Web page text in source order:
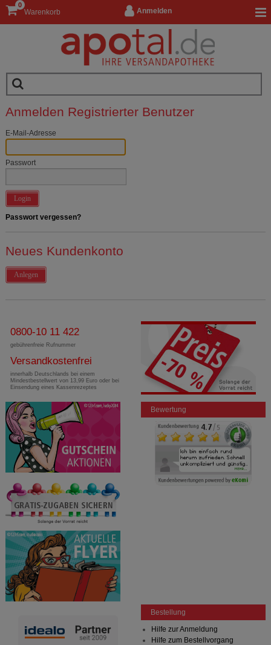
Anmelden
Warenkorb
0
Anmelden Registrierter Benutzer
E-Mail-Adresse
Passwort
Login
Passwort vergessen?
Neues Kundenkonto
Anlegen
0800-10 11 422
gebührenfreie Rufnummer
Versandkostenfrei
innerhalb Deutschlands bei einem
Mindestbestellwert von 13,99 Euro oder bei
Einsendung eines Kassenrezeptes
Bewertung
Bestellung
Hilfe zur Anmeldung
Hilfe zum Bestellvorgang